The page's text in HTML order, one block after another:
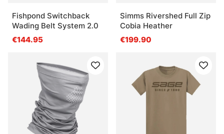
Fishpond Switchback
Wading Belt System 2.0
€144.95
Simms Rivershed Full Zip
Cobia Heather
€199.90